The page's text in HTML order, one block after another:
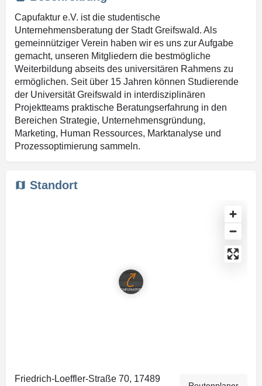
Capufaktur e.V. ist die studentische
Unternehmensberatung der Stadt Greifswald. Als
gemeinnütziger Verein haben wir es uns zur Aufgabe
gemacht, unseren Mitgliedern die bestmögliche
Weiterbildung abseits des universitären Rahmens zu
ermöglichen. Seit über 15 Jahren können Studierende
der Universität Greifswald in interdisziplinären
Projektteams praktische Beratungserfahrung in den
Bereichen Strategie, Unternehmensgründung,
Marketing, Human Ressources, Marktanalyse und
Prozessoptimierung sammeln.
Standort
Friedrich-Loeffler-Straße 70, 17489